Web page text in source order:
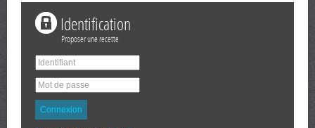
Identification
Proposer une recette
Connexion